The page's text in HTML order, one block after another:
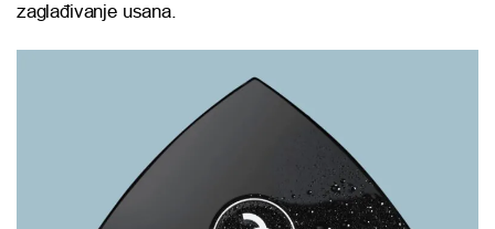
zaglađivanje usana.